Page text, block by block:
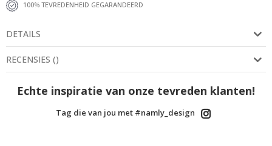
100% TEVREDENHEID GEGARANDEERD
DETAILS
RECENSIES ()
Echte inspiratie van onze tevreden klanten!
Tag die van jou met #namly_design